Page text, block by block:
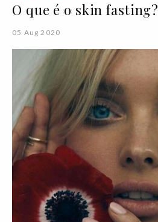
O que é o skin fasting?
05 Aug 2020